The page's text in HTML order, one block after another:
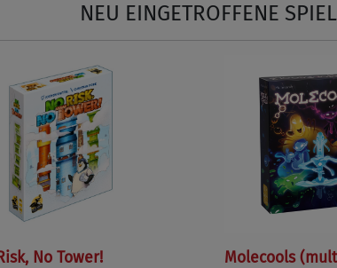
NEU EINGETROFFENE
No Tower! Molecools